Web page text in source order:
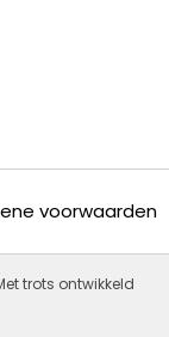
voorwaarden
trots ontwikkeld